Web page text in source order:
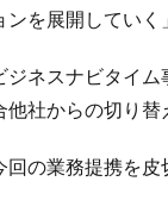
ンを展開してい
ネスナビタイ
社からの切り
の業務提携を